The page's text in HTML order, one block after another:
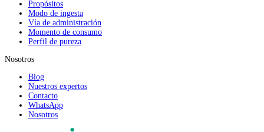
Propósitos
Modo de ingesta
Vía de administración
Momento de consumo
Perfil de pureza
Nosotros
Blog
Nuestros expertos
Contacto
WhatsApp
Nosotros